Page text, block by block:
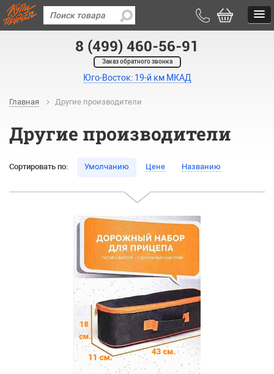
8 (499) 460-56-91
Заказ обратного звонка
Юго-Восток: 19-й км МКАД
Главная Другие производители
Другие производители
Сортировать по: Умолчанию Цене Названию